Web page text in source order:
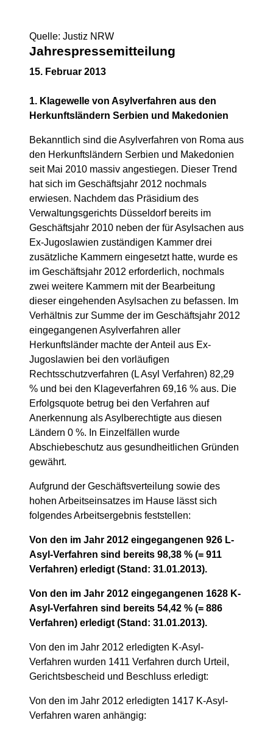
Quelle: Justiz NRW
Jahrespressemitteilung
15. Februar 2013
1. Klagewelle von Asylverfahren aus den
Herkunftsländern Serbien und Makedonien
Bekanntlich sind die Asylverfahren von Roma aus
den Herkunftsländern Serbien und Makedonien
seit Mai 2010 massiv angestiegen. Dieser Trend
hat sich im Geschäftsjahr 2012 nochmals
erwiesen. Nachdem das Präsidium des
Verwaltungsgerichts Düsseldorf bereits im
Geschäftsjahr 2010 neben der für Asylsachen aus
Ex-Jugoslawien zuständigen Kammer drei
zusätzliche Kammern eingesetzt hatte, wurde es
im Geschäftsjahr 2012 erforderlich, nochmals
zwei weitere Kammern mit der Bearbeitung
dieser eingehenden Asylsachen zu befassen. Im
Verhältnis zur Summe der im Geschäftsjahr 2012
eingegangenen Asylverfahren aller
Herkunftsländer machte der Anteil aus Ex-
Jugoslawien bei den vorläufigen
Rechtsschutzverfahren (L Asyl Verfahren) 82,29
% und bei den Klageverfahren 69,16 % aus. Die
Erfolgsquote betrug bei den Verfahren auf
Anerkennung als Asylberechtigte aus diesen
Ländern 0 %. In Einzelfällen wurde
Abschiebeschutz aus gesundheitlichen Gründen
gewährt.
Aufgrund der Geschäftsverteilung sowie des
hohen Arbeitseinsatzes im Hause lässt sich
folgendes Arbeitsergebnis feststellen:
Von den im Jahr 2012 eingegangenen 926 L-
Asyl-Verfahren sind bereits 98,38 % (= 911
Verfahren) erledigt (Stand: 31.01.2013).
Von den im Jahr 2012 eingegangenen 1628 K-
Asyl-Verfahren sind bereits 54,42 % (= 886
Verfahren) erledigt (Stand: 31.01.2013).
Von den im Jahr 2012 erledigten K-Asyl-
Verfahren wurden 1411 Verfahren durch Urteil,
Gerichtsbescheid und Beschluss erledigt:
Von den im Jahr 2012 erledigten 1417 K-Asyl-
Verfahren waren anhängig: